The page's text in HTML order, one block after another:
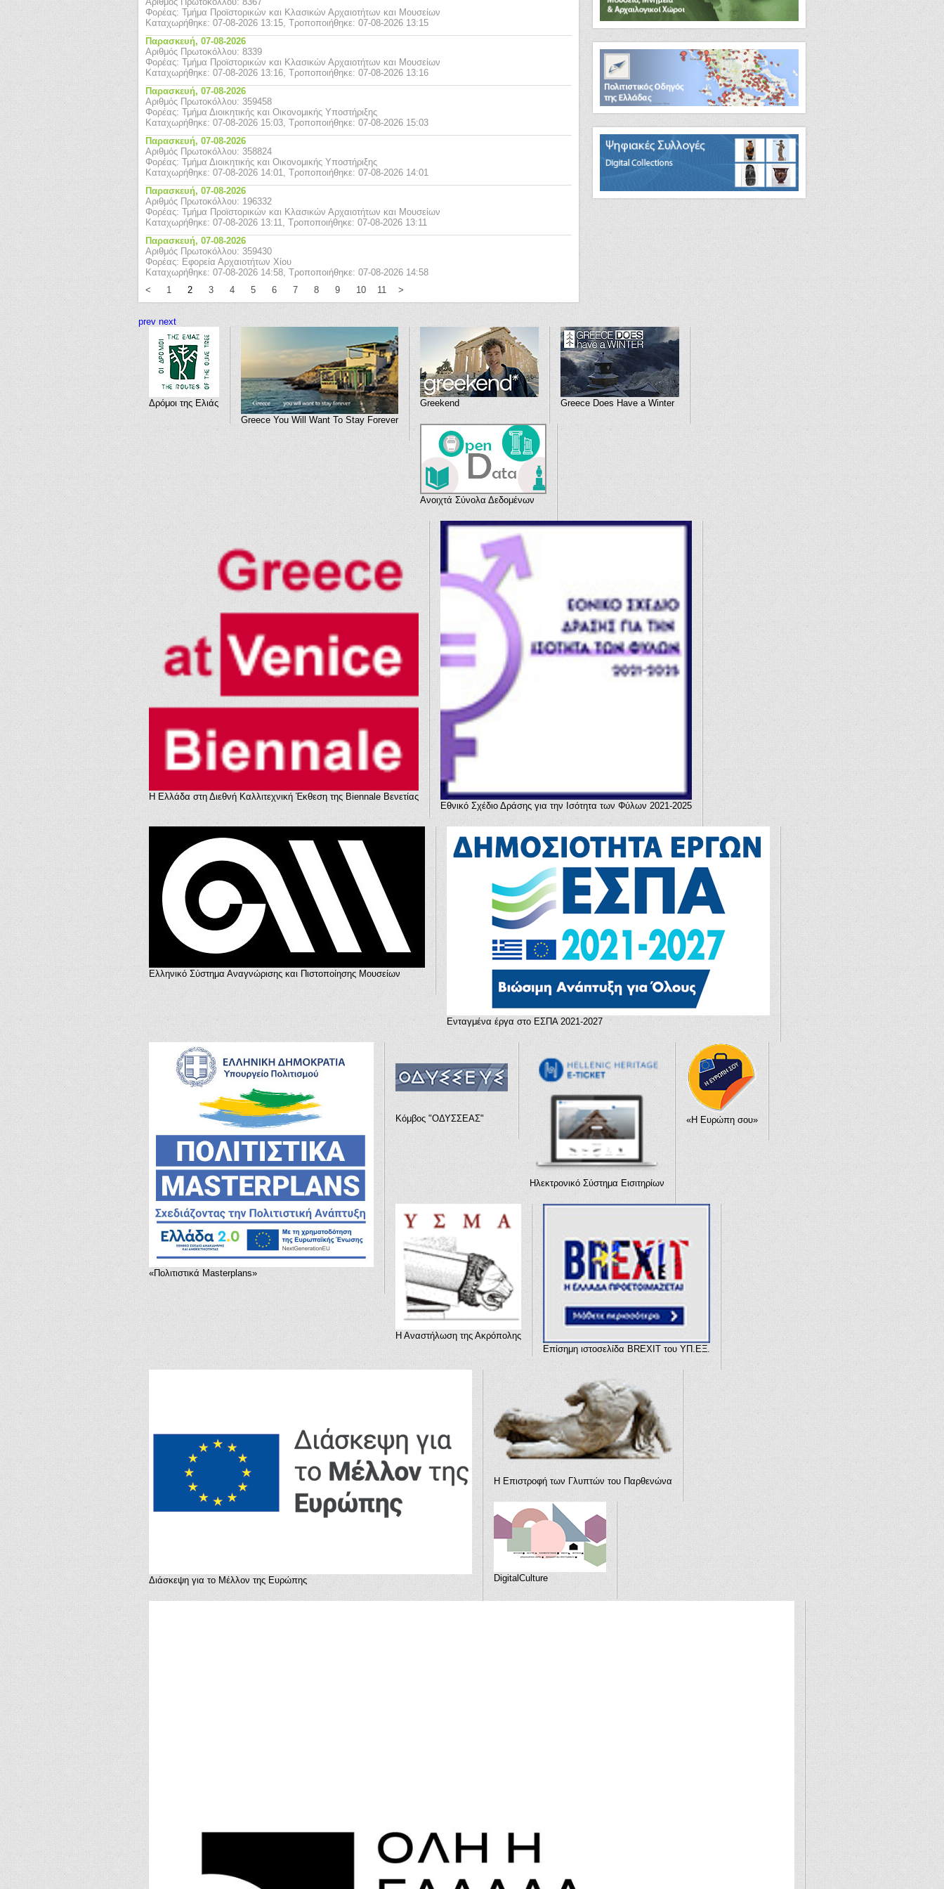
Φορέας: Τμήμα Προϊστορικών και Κλασικών Αρχαιοτήτων και Μουσείων
Καταχωρήθηκε: 07-08-2026 13:15, Τροποποιήθηκε: 07-08-2026 13:15
Παρασκευή, 07-08-2026
Αριθμός Πρωτοκόλλου: 8339
Φορέας: Τμήμα Προϊστορικών και Κλασικών Αρχαιοτήτων και Μουσείων
Καταχωρήθηκε: 07-08-2026 13:16, Τροποποιήθηκε: 07-08-2026 13:16
Παρασκευή, 07-08-2026
Αριθμός Πρωτοκόλλου: 359458
Φορέας: Τμήμα Διοικητικής και Οικονομικής Υποστήριξης
Καταχωρήθηκε: 07-08-2026 15:03, Τροποποιήθηκε: 07-08-2026 15:03
Παρασκευή, 07-08-2026
Αριθμός Πρωτοκόλλου: 358824
Φορέας: Τμήμα Διοικητικής και Οικονομικής Υποστήριξης
Καταχωρήθηκε: 07-08-2026 14:01, Τροποποιήθηκε: 07-08-2026 14:01
Παρασκευή, 07-08-2026
Αριθμός Πρωτοκόλλου: 196332
Φορέας: Τμήμα Προϊστορικών και Κλασικών Αρχαιοτήτων και Μουσείων
Καταχωρήθηκε: 07-08-2026 13:11, Τροποποιήθηκε: 07-08-2026 13:11
Παρασκευή, 07-08-2026
Αριθμός Πρωτοκόλλου: 359430
Φορέας: Εφορεία Αρχαιοτήτων Χίου
Καταχωρήθηκε: 07-08-2026 14:58, Τροποποιήθηκε: 07-08-2026 14:58
<
1 2 3 4 5 6 7 8 9 10 11 >
prev next
Δρόμοι της Ελιάς
Greece You Will Want To Stay Forever
Greekend Greece Does Have a Winter
Ανοιχτά Σύνολα Δεδομένων
Η Ελλάδα στη Διεθνή Καλλιτεχνική Έκθεση της Biennale Βενετίας
Εθνικό Σχέδιο Δράσης για την Ισότητα των Φύλων 2021-2025
Ελληνικό Σύστημα Αναγνώρισης και Πιστοποίησης Μουσείων
Ενταγμένα έργα στο ΕΣΠΑ 2021-2027
«Πολιτιστικά Masterplans»
Κόμβος "ΟΔΥΣΣΕΑΣ"
Ηλεκτρονικό Σύστημα Εισιτηρίων
«Η Ευρώπη σου»
Η Αναστήλωση της Ακρόπολης
Επίσημη ιστοσελίδα BREXIT του ΥΠ.ΕΞ.
Διάσκεψη για το Μέλλον της Ευρώπης
Η Επιστροφή των Γλυπτών του Παρθενώνα
DigitalCulture